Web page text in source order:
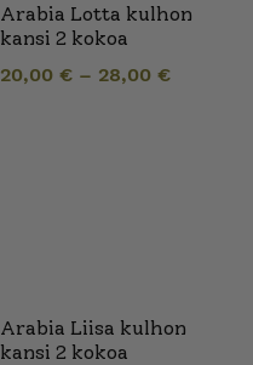
Arabia Lotta kulhon
kansi 2 kokoa
20,00 € – 28,00 €
Arabia Liisa kulhon
kansi 2 kokoa